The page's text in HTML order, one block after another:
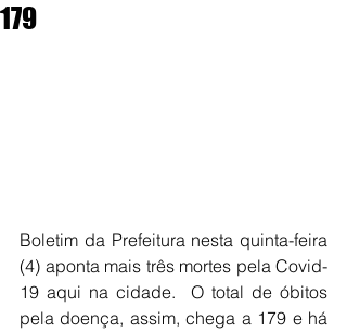
179
Boletim da Prefeitura nesta quinta-feira
(4) aponta mais três mortes pela Covid-
19 aqui na cidade.  O total de óbitos
pela doença, assim, chega a 179 e há